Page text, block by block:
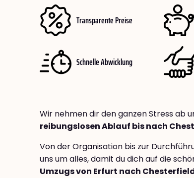
Transparente Preise
Schnelle Abwicklung
Wir nehmen dir den ganzen Stress ab
reibungslosen Ablauf bis nach
Von der Organisation bis zur
uns um alles, damit du dich auf die
Umzugs von Erfurt nach